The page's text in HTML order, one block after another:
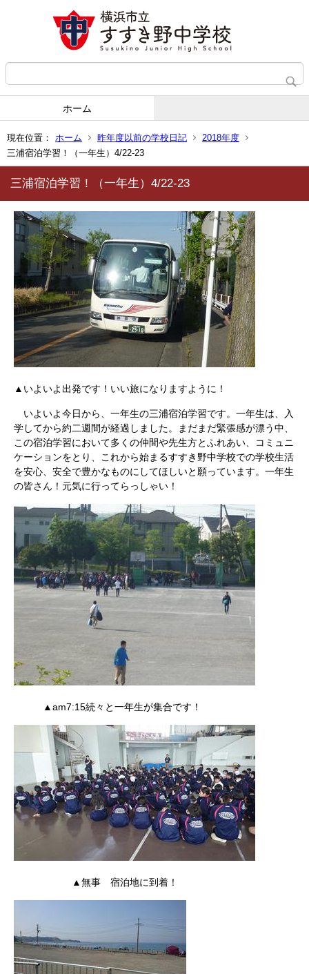
ホーム
現在位置： ホーム 昨年度以前の学校日記
2018年度
三浦宿泊学習！（一年生）4/22-23
三浦宿泊学習！（一年生）4/22-23
▲いよいよ出発です！いい旅になりますように！
いよいよ今日から、一年生の三浦宿泊学習です。一年生は、入
学してから約二週間が経過しました。まだまだ緊張感が漂う中、
この宿泊学習において多くの仲間や先生方とふれあい、コミュニ
ケーションをとり、これから始まるすすき野中学校での学校生活
を安心、安全で豊かなものにしてほしいと願っています。一年生
の皆さん！元気に行ってらっしゃい！
▲am7:15続々と一年生が集合です！
▲無事 宿泊地に到着！